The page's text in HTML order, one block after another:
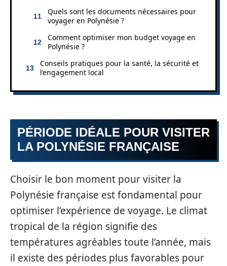
Quels sont les documents nécessaires pour
voyager en Polynésie ?
Comment optimiser mon budget voyage en
Polynésie ?
Conseils pratiques pour la santé, la sécurité et
l’engagement local
PÉRIODE IDÉALE POUR VISITER
LA POLYNÉSIE FRANÇAISE
Choisir le bon moment pour visiter la
Polynésie française est fondamental pour
optimiser l’expérience de voyage. Le climat
tropical de la région signifie des
températures agréables toute l’année, mais
il existe des périodes plus favorables pour